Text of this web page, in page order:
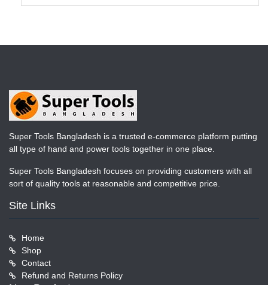
Super Tools Bangladesh is a trusted e-commerce platform putting
all type of hand and power tools together in one place.
Super Tools Bangladesh focuses on providing customers with all
sort of quality tools at reasonable and competitive price.
Site Links
Home
Shop
Contact
Refund and Returns Policy